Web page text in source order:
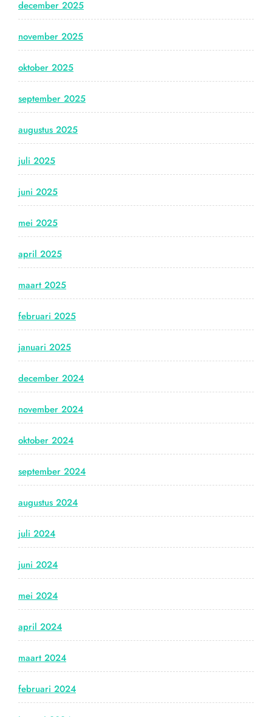
december 2025
november 2025
oktober 2025
september 2025
augustus 2025
juli 2025
juni 2025
mei 2025
april 2025
maart 2025
februari 2025
januari 2025
december 2024
november 2024
oktober 2024
september 2024
augustus 2024
juli 2024
juni 2024
mei 2024
april 2024
maart 2024
februari 2024